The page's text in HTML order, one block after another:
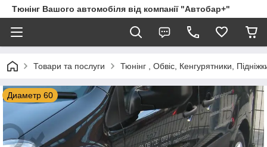
Тюнінг Вашого автомобіля від компанії "Автобар+"
Товари та послуги Тюнінг , Обвіс, Кенгурятники,
Диаметр 60